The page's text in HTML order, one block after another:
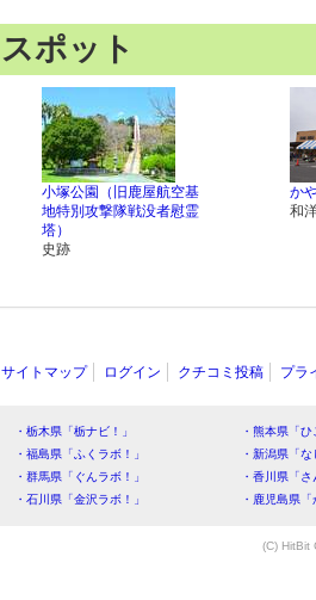
ポット
小塚公園（旧鹿屋航空基
地特別攻撃隊戦没者慰霊
塔）
史跡
か
和
サイトマップ ログイン クチコミ投稿 プラ
・栃木県「栃ナビ！」
・熊本県「
・福島県「ふくラボ！」
・新潟県「
・群馬県「ぐんラボ！」
・香川県「
・石川県「金沢ラボ！」
・鹿児島県
(C) HitBit